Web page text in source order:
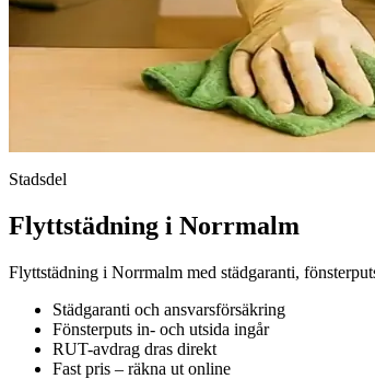
Stadsdel
Flyttstädning i Norrmalm
Flyttstädning i Norrmalm med städgaranti,
Städgaranti och ansvarsförsäkring
Fönsterputs in- och utsida ingår
RUT-avdrag dras direkt
Fast pris – räkna ut online